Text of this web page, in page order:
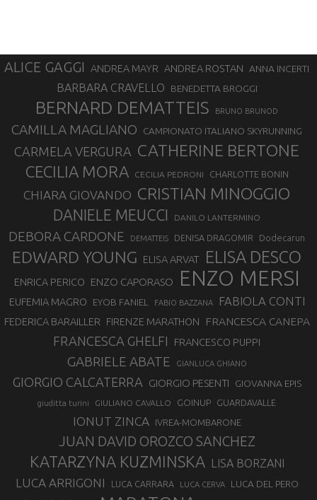
ALICE GAGGI ANDREA MAYR ANDREA ROSTAN ANNA INCERTI
BARBARA CRAVELLO BENEDETTA BROGGI
BERNARD DEMATTEIS BRUNO BRUNOD
CAMILLA MAGLIANO CAMPIONATO ITALIANO SKYRUNNING
CARMELA VERGURA CATHERINE BERTONE
CECILIA MORA CECILIA PEDRONI CHARLOTTE BONIN
CHIARA GIOVANDO CRISTIAN MINOGGIO
DANIELE MEUCCI DANILO LANTERMINO
DEBORA CARDONE DEMATTEIS DENISA DRAGOMIR Dodecarun
EDWARD YOUNG ELISA ARVAT ELISA DESCO
ENRICA PERICO ENZO CAPORASO ENZO MERSI
EUFEMIA MAGRO EYOB FANIEL FABIO BAZZANA FABIOLA CONTI
FEDERICA BARAILLER FIRENZE MARATHON FRANCESCA CANEPA
FRANCESCA GHELFI FRANCESCO PUPPI
GABRIELE ABATE GIANLUCA GHIANO
GIORGIO CALCATERRA GIORGIO PESENTI GIOVANNA EPIS
giuditta turini GIULIANO CAVALLO GOINUP GUARDAVALLE
IONUT ZINCA IVREA-MOMBARONE
JUAN DAVID OROZCO SANCHEZ
KATARZYNA KUZMINSKA LISA BORZANI
LUCA ARRIGONI LUCA CARRARA LUCA CERVA LUCA DEL PERO